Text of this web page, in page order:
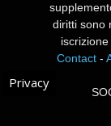
diritti sono
Contact -
Privacy